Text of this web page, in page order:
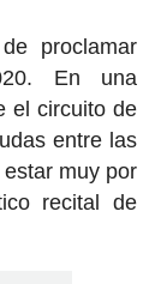
proclamar
En una
el circuito de
entre las
muy por
recital de